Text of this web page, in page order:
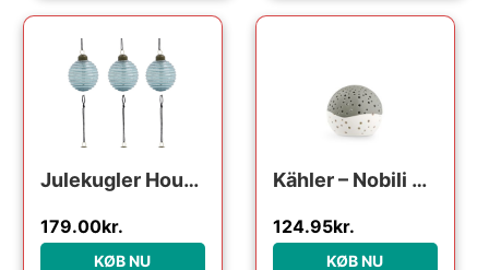
Julekugler House Doctor Lolli sæt 6 rillede ornamenter i blå glas og metal Ø6 cm
179.00kr.
KØB NU
Kähler – Nobili Fyrfadsstage Ø12 cm olivengrøn
Den oprindelige pris
124.95kr.
Den aktuelle
KØB NU